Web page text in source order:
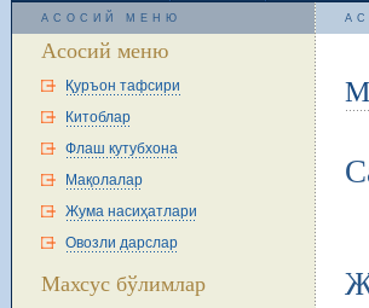
АСОСИЙ МЕНЮ
Асосий меню
Қуръон тафсири
Китоблар
Флаш кутубхона
Мақолалар
Жума насиҳатлари
Овозли дарслар
Махсус бўлимлар